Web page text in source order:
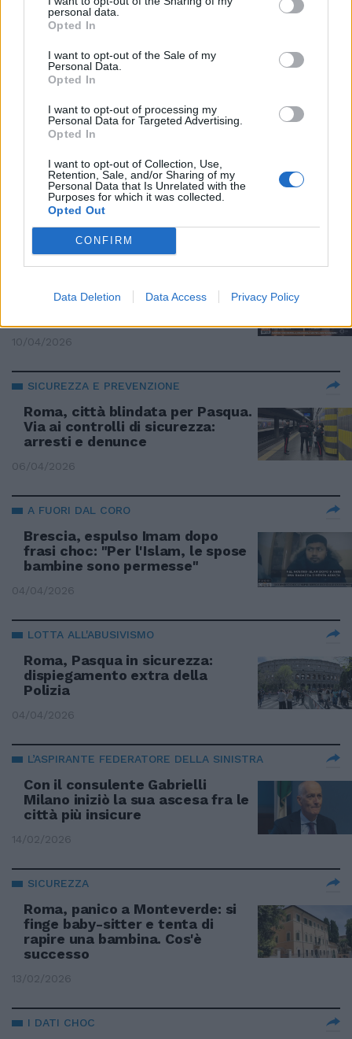
personal data.
Opted In
I want to opt-out of the Sale of my
Personal Data.
Opted In
I want to opt-out of processing my
Personal Data for Targeted Advertising.
Opted In
I want to opt-out of Collection, Use,
Retention, Sale, and/or Sharing of my
Personal Data that Is Unrelated with the
Purposes for which it was collected.
Opted Out
CONFIRM
Data Deletion Data Access Privacy Policy
OTTO E MEZZO
Decreto Sicurezza: "Nel solco
della legge esistente"
IL PROVVEDIMENTO
Dl sicurezza, approvata la
fiducia. Venerdì il decreto bis sui
rimpatri
23/04/2026
Cruciani sotterra Bonelli: "Invoca
prevenzione ma se bussano alla
10/04/2026
SICUREZZA E PREVENZIONE
Roma, città blindata per Pasqua.
Via ai controlli di sicurezza:
arresti e denunce
06/04/2026
A FUORI DAL CORO
Brescia, espulso Imam dopo
frasi choc: "Per l'Islam, le spose
bambine sono permesse"
04/04/2026
LOTTA ALL'ABUSIVISMO
Roma, Pasqua in sicurezza:
dispiegamento extra della
Polizia
04/04/2026
L’ASPIRANTE FEDERATORE DELLA SINISTRA
Con il consulente Gabrielli
Milano iniziò la sua ascesa fra le
città più insicure
14/02/2026
SICUREZZA
Roma, panico a Monteverde: si
finge baby-sitter e tenta di
rapire una bambina. Cos'è
successo
13/02/2026
I DATI CHOC